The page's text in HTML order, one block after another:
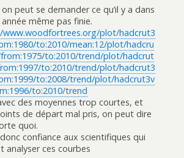
on peut se demander ce qu’il y a dans
année même pas finie.
plot/hadcrut3
to:2010/mean:12/plot/hadcru
to:2010/trend/plot/hadcrut
to:2010/trend/plot/hadcrut3
to:2008/trend/plot/hadcrut3v
to:2010/trend
des moyennes trop courtes, et
de départ mal pris, on peut dire
quoi.
confiance aux scientifiques qui
analyser ces courbes